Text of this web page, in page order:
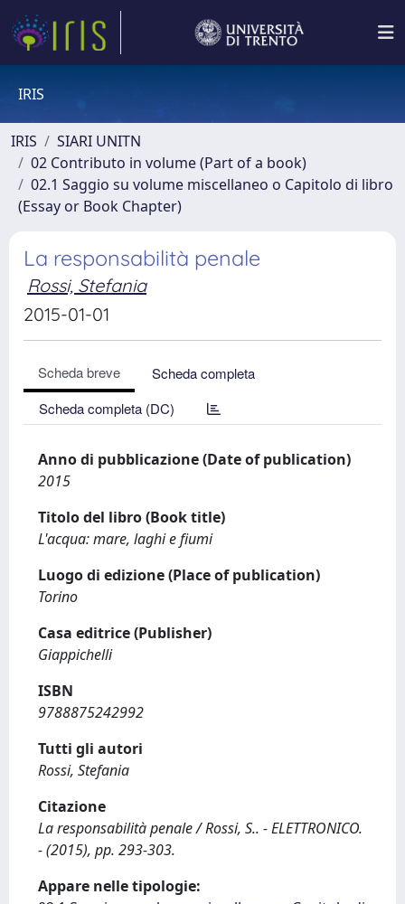
IRIS
IRIS
SIARI UNITN
02 Contributo in volume (Part of a book)
02.1 Saggio su volume miscellaneo o Capitolo di libro
(Essay or Book Chapter)
La responsabilità penale
Rossi, Stefania
2015-01-01
Scheda breve
Scheda completa
Scheda completa (DC)
Anno di pubblicazione (Date of publication)
2015
Titolo del libro (Book title)
L'acqua: mare, laghi e fiumi
Luogo di edizione (Place of publication)
Torino
Casa editrice (Publisher)
Giappichelli
ISBN
9788875242992
Tutti gli autori
Rossi, Stefania
Citazione
La responsabilità penale / Rossi, S.. - ELETTRONICO.
- (2015), pp. 293-303.
Appare nelle tipologie: